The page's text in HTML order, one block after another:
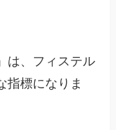
は、フィステル
指標になりま